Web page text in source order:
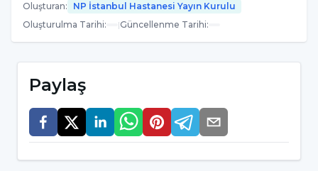
bölgelerine göre daha az hareketli
olduğundan, bu bölgedeki disk hernisi nadir
sağlık sorunlarına neden olabilir.
Torasik Disk Hernisi (Bel Fıtığı) Neden
Olur?
Oluşturan:
NP İstanbul Hastanesi Yayın Kurulu
Oluşturulma Tarihi: |Güncellenme Tarihi:
Paylaş